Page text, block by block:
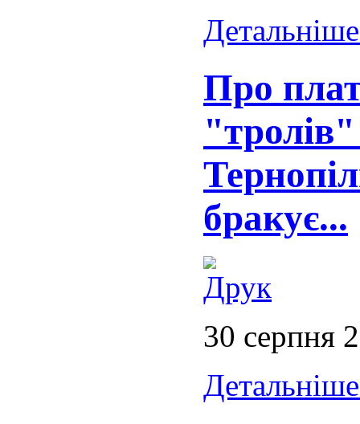
Про
бракує...
30 серпня